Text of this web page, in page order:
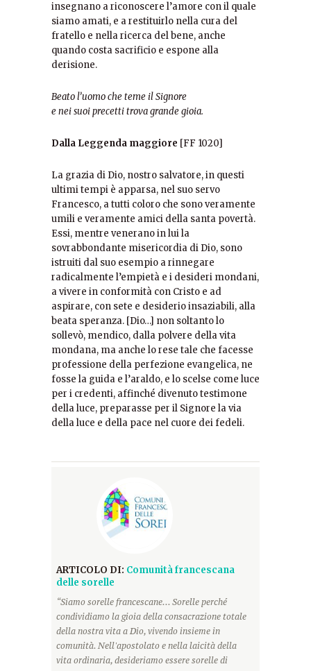
insegnano a riconoscere l’amore con il quale
siamo amati, e a restituirlo nella cura del
fratello e nella ricerca del bene, anche
quando costa sacrificio e espone alla
derisione.
Beato l’uomo che teme il Signore
e nei suoi precetti trova grande gioia.
Dalla Leggenda maggiore [FF 1020]
La grazia di Dio, nostro salvatore, in questi
ultimi tempi è apparsa, nel suo servo
Francesco, a tutti coloro che sono veramente
umili e veramente amici della santa povertà.
Essi, mentre venerano in lui la
sovrabbondante misericordia di Dio, sono
istruiti dal suo esempio a rinnegare
radicalmente l’empietà e i desideri mondani,
a vivere in conformità con Cristo e ad
aspirare, con sete e desiderio insaziabili, alla
beata speranza. [Dio…] non soltanto lo
sollevò, mendico, dalla polvere della vita
mondana, ma anche lo rese tale che facesse
professione della perfezione evangelica, ne
fosse la guida e l’araldo, e lo scelse come luce
per i credenti, affinché divenuto testimone
della luce, preparasse per il Signore la via
della luce e della pace nel cuore dei fedeli.
ARTICOLO DI: Comunità francescana
delle sorelle
“Siamo sorelle francescane... Sorelle perché
condividiamo la gioia della consacrazione totale
della nostra vita a Dio, vivendo insieme in
comunità. Nell'apostolato e nella laicità della
vita ordinaria, desideriamo essere sorelle di